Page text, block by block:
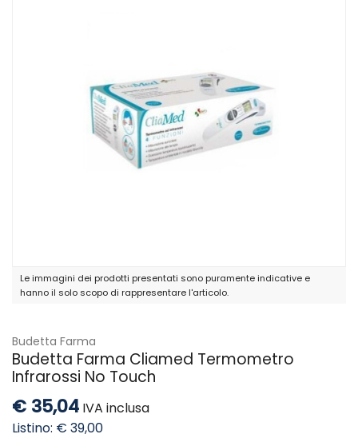
Le immagini dei prodotti presentati sono puramente indicative e
hanno il solo scopo di rappresentare l'articolo.
Budetta Farma
Budetta Farma Cliamed Termometro
Infrarossi No Touch
€ 35,04 IVA inclusa
Listino: € 39,00